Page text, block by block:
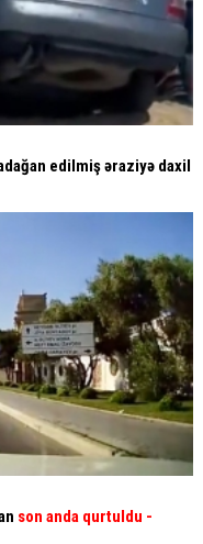
edilmiş əraziyə daxil
son anda qurtuldu -